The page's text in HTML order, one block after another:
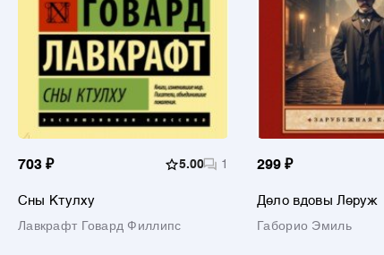
703 ₽ 5.00 1
Сны Ктулху
Лавкрафт Говард Филлипс
299 ₽
Дело вдовы Леруж
Габорио Эмиль